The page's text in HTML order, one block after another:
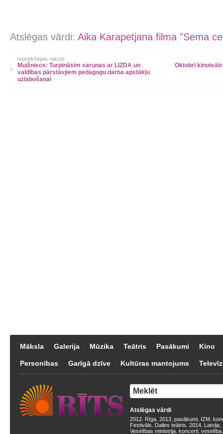
Atslēgas vārdi: Aika Karapetjana filma "Sema
Iepriekšējais raksts
Muižniece: Turpināsim sarunas ar LIZDA un
valdības pārstāvjiem pedagogu darba apstākļu
uzlabošanai
Oktobrī
Māksla Galerija Mūzika Teātris Pasākumi Kino
Personības Garīgā dzīve Kultūras mantojums
Atslēgas vārdi
2012 Rīga 2013 pasākumi IZM
Festivāls
Dailes teātris 2014 Latvija
Veselības ministrija koncerti veselība